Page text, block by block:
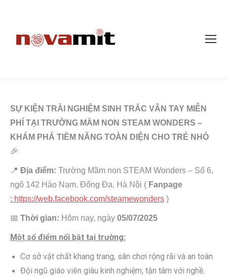
SỰ KIỆN TRẢI NGHIỆM SINH TRẮC VÂN TAY MIỄN
PHÍ TẠI TRƯỜNG MẦM NON STEAM WONDERS –
KHÁM PHÁ TIỀM NĂNG TOÀN DIỆN CHO TRẺ NHỎ
🎉
📍 Địa điểm: Trường Mầm non STEAM Wonders – Số 6,
ngõ 142 Hào Nam, Đống Đa, Hà Nội ( Fanpage
: https://web.facebook.com/steamewonders )
📅 Thời gian: Hôm nay, ngày 05/07/2025
Một số điểm nổi bật tại trường:
Cơ sở vật chất khang trang, sân chơi rộng rãi và an toàn.
Đội ngũ giáo viên giàu kinh nghiệm, tận tâm với nghề.